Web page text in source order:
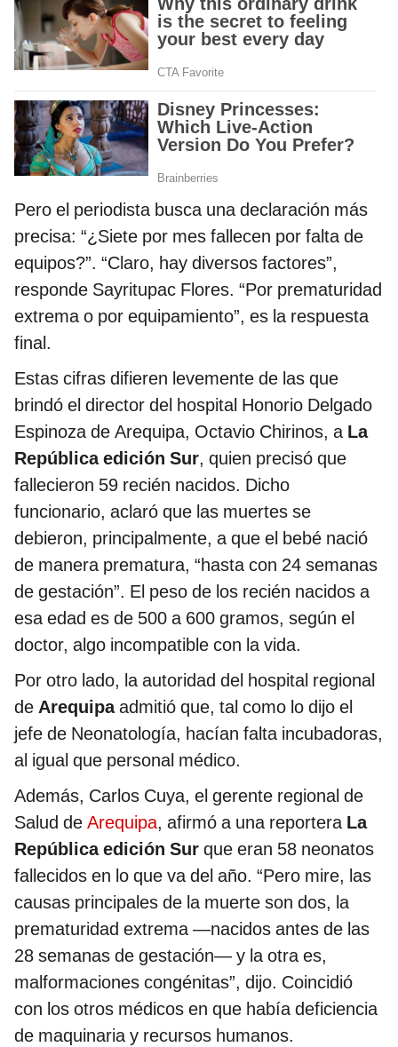
Pero el periodista busca una declaración más
precisa: “¿Siete por mes fallecen por falta de
equipos?”. “Claro, hay diversos factores”,
responde Sayritupac Flores. “Por prematuridad
extrema o por equipamiento”, es la respuesta
final.
Estas cifras difieren levemente de las que
brindó el director del hospital Honorio Delgado
Espinoza de Arequipa, Octavio Chirinos, a La
República edición Sur, quien precisó que
fallecieron 59 recién nacidos. Dicho
funcionario, aclaró que las muertes se
debieron, principalmente, a que el bebé nació
de manera prematura, “hasta con 24 semanas
de gestación”. El peso de los recién nacidos a
esa edad es de 500 a 600 gramos, según el
doctor, algo incompatible con la vida.
Por otro lado, la autoridad del hospital regional
de Arequipaadmitió que, tal como lo dijo el
jefe de Neonatología, hacían falta incubadoras,
al igual que personal médico.
Además, Carlos Cuya, el gerente regional de
Salud de Arequipa, afirmó a una reportera La
República edición Sur que eran 58 neonatos
fallecidos en lo que va del año. “Pero mire, las
causas principales de la muerte son dos, la
prematuridad extrema —nacidos antes de las
28 semanas de gestación— y la otra es,
malformaciones congénitas”, dijo. Coincidió
con los otros médicos en que había deficiencia
de maquinaria y recursos humanos.